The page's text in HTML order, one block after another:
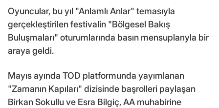
Oyuncular, bu yıl "Anlamlı Anlar" temasıyla
gerçekleştirilen festivalin "Bölgesel Bakış
Buluşmaları" oturumlarında basın mensuplarıyla bir
araya geldi.
Mayıs ayında TOD platformunda yayımlanan
"Zamanın Kapıları" dizisinde başrolleri paylaşan
Birkan Sokullu ve Esra Bilgiç, AA muhabirine